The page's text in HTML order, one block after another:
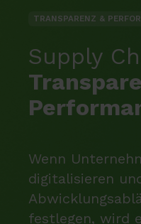
TRANSPARENZ &
Supply
Wenn
digitalisieren
festlegen, wird